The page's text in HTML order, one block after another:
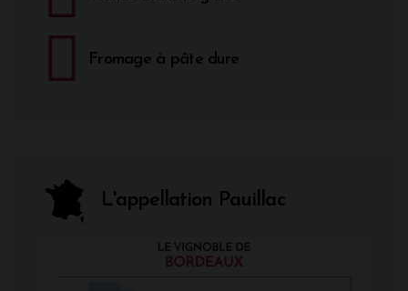
Fromage à pâte dure
L'appellation Pauillac